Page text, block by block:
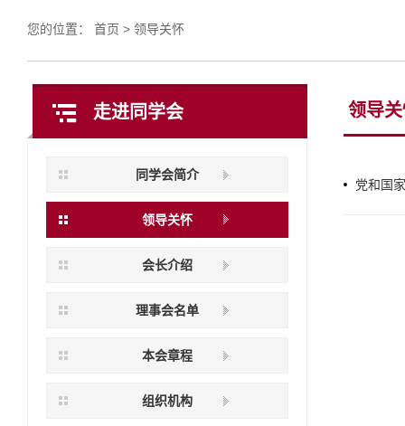
您的位置： 首页 > 领导关怀
走进同学会
同学会简介
领导关怀
会长介绍
理事会名单
本会章程
组织机构
领导
党和国